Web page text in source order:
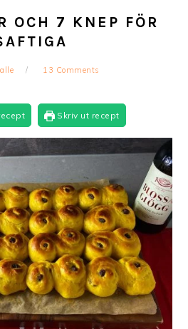
OCH 7 KNEP FÖR
13 Comments
Skriv ut recept